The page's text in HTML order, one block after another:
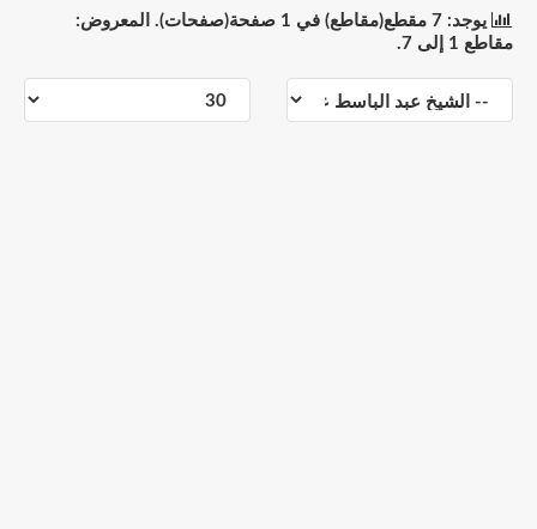
يوجد: 7 مقطع(مقاطع) في 1 صفحة(صفحات). المعروض:
مقاطع 1 إلى 7.